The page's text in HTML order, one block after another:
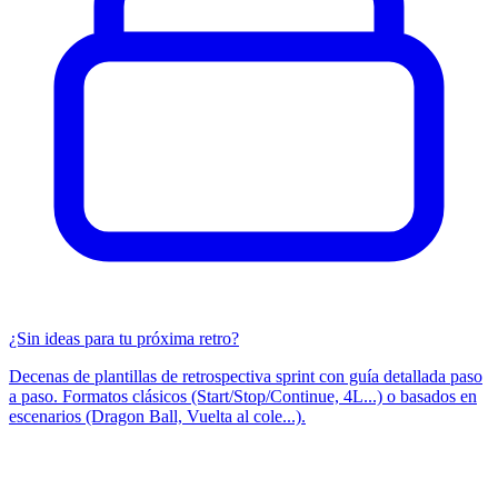
¿Sin ideas para tu próxima retro?
Decenas de plantillas de retrospectiva sprint con guía detallada paso
a paso. Formatos clásicos (Start/Stop/Continue, 4L...) o basados en
escenarios (Dragon Ball, Vuelta al cole...).